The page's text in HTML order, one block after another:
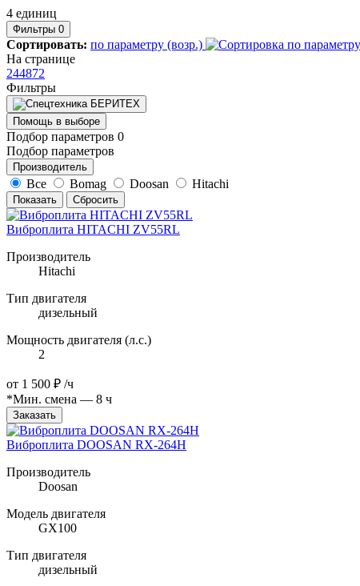
4 единиц
Фильтры 0
Сортировать: по параметру (возр.)
На странице
244872
Фильтры
Помощь в выборе
Подбор параметров 0
Подбор параметров
Производитель
Все Bomag Doosan Hitachi
Показать Сбросить
Виброплита HITACHI ZV55RL
Производитель
Hitachi
Тип двигателя
дизельный
Мощность двигателя (л.с.)
2
от 1 500 ₽ /ч
*Мин. смена — 8 ч
Заказать
Виброплита DOOSAN RX-264H
Производитель
Doosan
Модель двигателя
GX100
Тип двигателя
дизельный